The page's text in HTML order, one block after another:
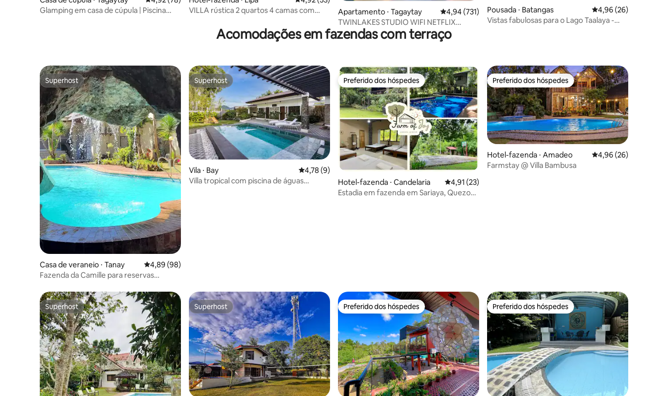
Glamping em casa de cúpula | Piscina
VILLA rústica 2 quartos 4 camas com
Apartamento ⋅ Tagaytay 4,94 de uma avaliação média de 5, 731 avaliações
4,94 (731)
TWINLAKES STUDIO WIFI NETFLIX
ESTACIONAMENTO GRATUITO 2-3PAX
Pousada ⋅ Batangas 4,96 de uma
4,96 (26)
Vistas fabulosas para o Lago Taalaya -
Acomodações em fazendas com terraço
Superhost
Superhost
Casa de veraneio ⋅ Tanay 4,89 de uma avaliação média de 5, 98 avaliações
4,89 (98)
Fazenda da Camille para reservas
Superhost
Superhost
Vila ⋅ Bay 4,78 de uma avaliação média de 5, 9 avaliações
4,78 (9)
Villa tropical com piscina de águas
Preferido dos hóspedes
Preferido dos hóspedes
Hotel-fazenda ⋅ Candelaria 4,91 de uma avaliação média de 5, 23 avaliações
4,91 (23)
Estadia em fazenda em Sariaya, Quezon |
Preferido dos hóspedes
Preferido dos hóspedes
Hotel-fazenda ⋅ Amadeo 4,96 de uma
4,96 (26)
Farmstay @ Villa Bambusa
Superhost
Superhost Superhost
Superhost Preferido dos hóspedes
Preferido dos hóspedes Preferido dos hóspedes
Preferido dos hóspedes